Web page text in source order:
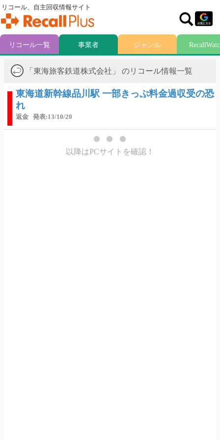
「東海旅客鉄道株式会社」 のリコール情報一覧
東海道新幹線品川駅 一部きっぷ料金過収受の恐
れ
返金 発表:13/10/20
以降はPCサイトを確認！
リコール、自主回収情報サイト
リコール一覧 事業者 ジャンル